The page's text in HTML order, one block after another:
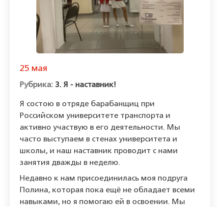
25 мая
3. Я - наставник!
Я состою в отряде барабанщиц при
Российском университете транспорта и
активно участвую в его деятельности. Мы
часто выступаем в стенах университета и
школы, и наш наставник проводит с нами
занятия дважды в неделю.
Недавно к нам присоединилась моя подруга
Полина, которая пока ещё не обладает всеми
навыками, но я помогаю ей в освоении. Мы